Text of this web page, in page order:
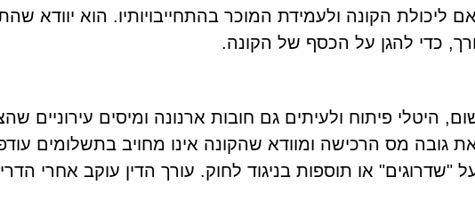
ליכולת הקונה ולעמידת המוכר בהתחייבויותיו. הוא
כדי להגן על הכסף של הקונה.
היטלי פיתוח ולעיתים גם חובות ארנונה ומיסים עירוניים
מס הרכישה ומוודא שהקונה אינו מחויב בתשלומים
או תוספות בניגוד לחוק. עורך הדין עוקב אחרי